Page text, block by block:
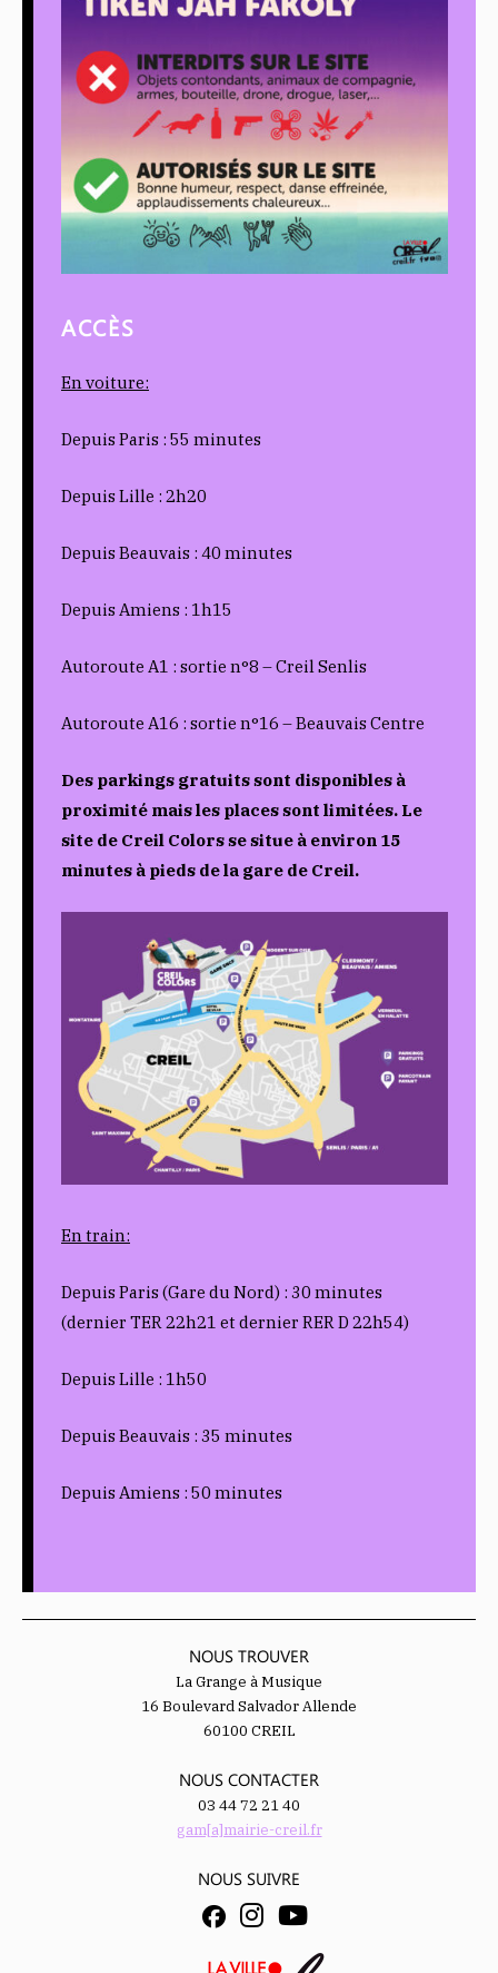
ACCÈS
En voiture:
Depuis Paris : 55 minutes
Depuis Lille : 2h20
Depuis Beauvais : 40 minutes
Depuis Amiens : 1h15
Autoroute A1 : sortie n°8 – Creil Senlis
Autoroute A16 : sortie n°16 – Beauvais Centre
Des parkings gratuits sont disponibles à
proximité mais les places sont limitées. Le
site de Creil Colors se situe à environ 15
minutes à pieds de la gare de Creil.
En train:
Depuis Paris (Gare du Nord) : 30 minutes
(dernier TER 22h21 et dernier RER D 22h54)
Depuis Lille : 1h50
Depuis Beauvais : 35 minutes
Depuis Amiens : 50 minutes
NOUS TROUVER
La Grange à Musique
16 Boulevard Salvador Allende
60100 CREIL
NOUS CONTACTER
03 44 72 21 40
gam[a]mairie-creil.fr
NOUS SUIVRE